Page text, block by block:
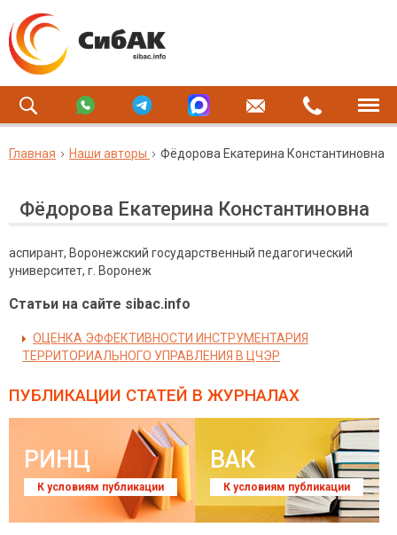
Главная Наши авторы Фёдорова Екатерина Константиновна
Фёдорова Екатерина Константиновна
аспирант, Воронежский государственный педагогический
университет, г. Воронеж
Статьи на сайте sibac.info
ОЦЕНКА ЭФФЕКТИВНОСТИ ИНСТРУМЕНТАРИЯ
ТЕРРИТОРИАЛЬНОГО УПРАВЛЕНИЯ В ЦЧЭР
ПУБЛИКАЦИИ СТАТЕЙ В ЖУРНАЛАХ
РИНЦ
К условиям публикации
ВАК
К условиям публикации